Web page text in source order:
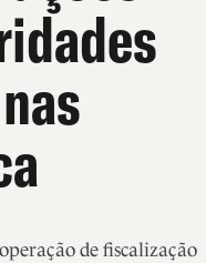
de fiscalização